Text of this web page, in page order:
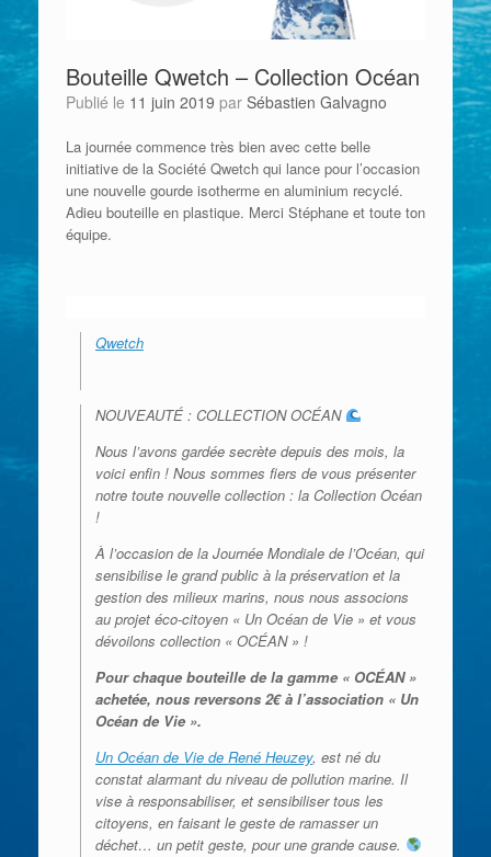
Bouteille Qwetch – Collection Océan
Publié le 11 juin 2019 par Sébastien Galvagno
La journée commence très bien avec cette belle
initiative de la Société Qwetch qui lance pour l’occasion
une nouvelle gourde isotherme en aluminium recyclé.
Adieu bouteille en plastique. Merci Stéphane et toute ton
équipe.
Qwetch
NOUVEAUTÉ : COLLECTION OCÉAN
Nous l’avons gardée secrète depuis des mois, la
voici enfin ! Nous sommes fiers de vous présenter
notre toute nouvelle collection : la Collection Océan
!
À l’occasion de la Journée Mondiale de l’Océan, qui
sensibilise le grand public à la préservation et la
gestion des milieux marins, nous nous associons
au projet éco-citoyen « Un Océan de Vie » et vous
dévoilons collection « OCÉAN » !
Pour chaque bouteille de la gamme « OCÉAN »
achetée, nous reversons 2€ à l’association « Un
Océan de Vie ».
Un Océan de Vie de René Heuzey, est né du
constat alarmant du niveau de pollution marine. Il
vise à responsabiliser, et sensibiliser tous les
citoyens, en faisant le geste de ramasser un
déchet… un petit geste, pour une grande cause.